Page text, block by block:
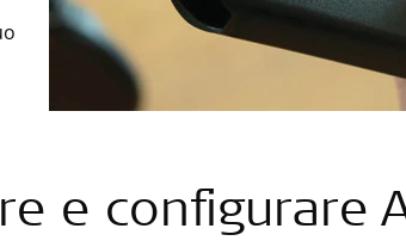
e configurare